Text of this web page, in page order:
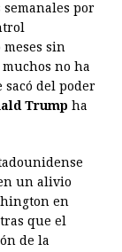
a
i
l
i
n
t
p
L
i
por
sin
no ha
sacó del poder
Trump ha
un alivio
en
que el
de la